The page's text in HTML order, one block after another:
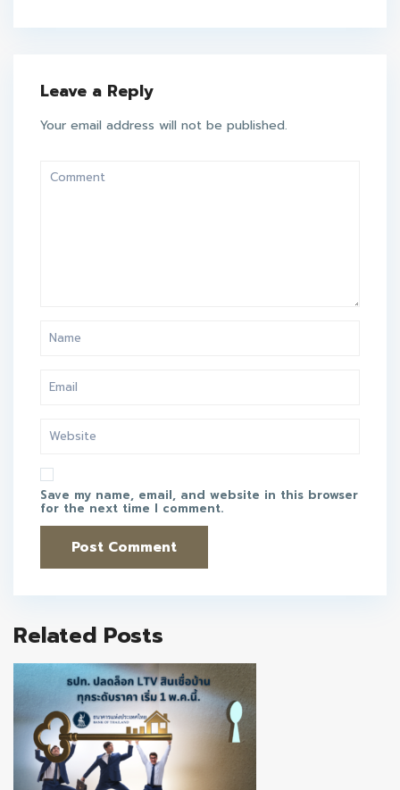
Leave a Reply
Your email address will not be published.
Save my name, email, and website in this browser
for the next time I comment.
Related Posts